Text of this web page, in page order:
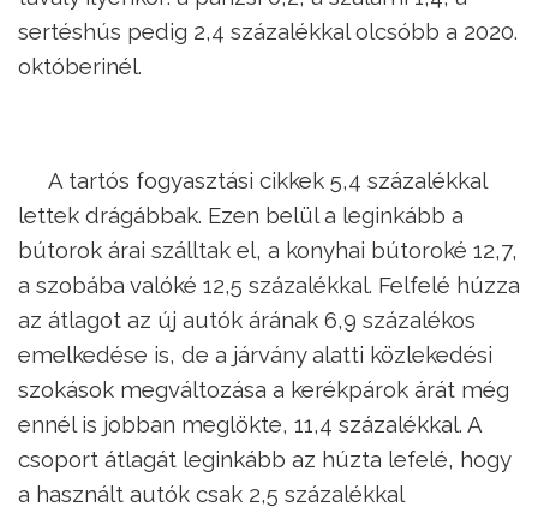
sertéshús pedig 2,4 százalékkal olcsóbb a 2020.
októberinél.
A tartós fogyasztási cikkek 5,4 százalékkal
lettek drágábbak. Ezen belül a leginkább a
bútorok árai szálltak el, a konyhai bútoroké 12,7,
a szobába valóké 12,5 százalékkal. Felfelé húzza
az átlagot az új autók árának 6,9 százalékos
emelkedése is, de a járvány alatti közlekedési
szokások megváltozása a kerékpárok árát még
ennél is jobban meglökte, 11,4 százalékkal. A
csoport átlagát leginkább az húzta lefelé, hogy
a használt autók csak 2,5 százalékkal